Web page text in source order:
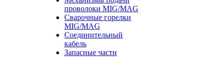
проволоки MIG/MAG
Сварочные горелки
MIG/MAG
Соединительный
кабель
Запасные части